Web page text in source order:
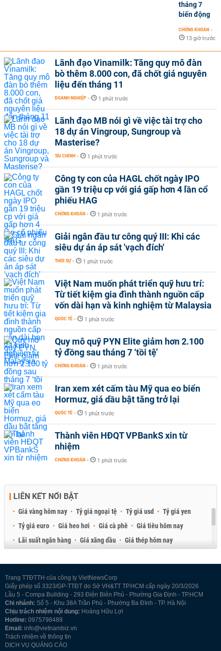
tháng 7
biến động
CHỨNG KHOÁN -
13 giờ trước
Lãnh đạo Vinamilk: Tăng quy mô đàn
bò thêm 8.000 con, đã chốt giá nguyên
liệu đến tháng 11
DOANH NGHIỆP - 1 phút trước
Lãnh đạo MB nói gì về việc tài trợ cho
18 dự án Vingroup, Sungroup và
Masterise?
TÀI CHÍNH - 1 phút trước
Công ty con của HAGL chốt ngày IPO
gần 19 triệu cp với giá gấp hơn 4 lần cổ
phiếu HAG
CHỨNG KHOÁN - 1 phút trước
Giải ngân đầu tư công quý III: Khi các
siêu dự án áp sát 'vạch đích'
THỜI SỰ - 1 phút trước
Việt Nam muốn phát triển quỹ hưu trí:
Từ tiết kiệm gia đình thành nguồn cấp
vốn dài hạn và kinh nghiệm từ Malaysia
QUỐC TẾ - 1 phút trước
Quy mô quỹ PYN Elite giảm hơn 2.100
tỷ đồng sau tháng 7 ‘tồi tệ’
CHỨNG KHOÁN - 1 phút trước
Iran xem xét cấm tàu Mỹ qua eo biển
Hormuz, giá dầu bật tăng trở lại
QUỐC TẾ - 1 phút trước
Thành viên HĐQT VPBankS xin từ
nhiệm
CHỨNG KHOÁN - 1 phút trước
LIÊN KẾT NỔI BẬT
Giá vàng hôm nay Tỷ giá ngoại tệ Tỷ giá usd
Tỷ giá yen
Tỷ giá euro
Giá heo hơi Giá cà phê
Giá tiêu hôm nay
Lãi suất ngân hàng
Giá xăng dầu
Giá thép hôm nay
Trang TTĐTTH của công ty VietNewsCorp
Giấy phép số 3323/GP-TTĐT do Sở VH&TT TP.HCM cấp ngày 20/3/2026
Lầu 5 - Compa Building - 293 Điện Biên Phủ - Phường Gia Định - TP.HCM
Chi nhánh: Số 5 - Khu 38A Trần Phú - Phường Ba Đình - TP. Hà Nội
Chịu trách nhiệm nội dung: Hoàng Hữu Lợi
Hotline: 0975798489
Email: info@vietnambiz.vn
Trách nhiệm về thông tin
DỊCH VỤ QUẢNG CÁO